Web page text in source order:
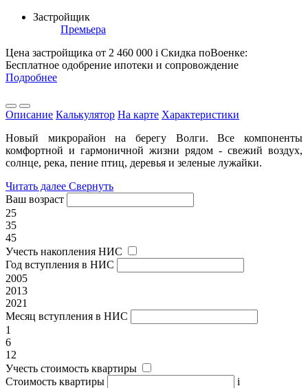
Застройщик
Премьера
Цена застройщика от 2 460 000 i Скидка поВоенке:
Бесплатное одобрение ипотеки и сопровождение
Подробнее
Описание Калькулятор На карте Характеристики
Новый микрорайон на берегу Волги. Все компоненты
комфортной и гармоничной жизни рядом - свежий воздух,
солнце, река, пение птиц, деревья и зеленые лужайки.
Читать далее Свернуть
Ваш возраст
25
35
45
Учесть накопления НИС
Год вступления в НИС
2005
2013
2021
Месяц вступления в НИС
1
6
12
Учесть стоимость квартиры
Стоимость квартиры
i